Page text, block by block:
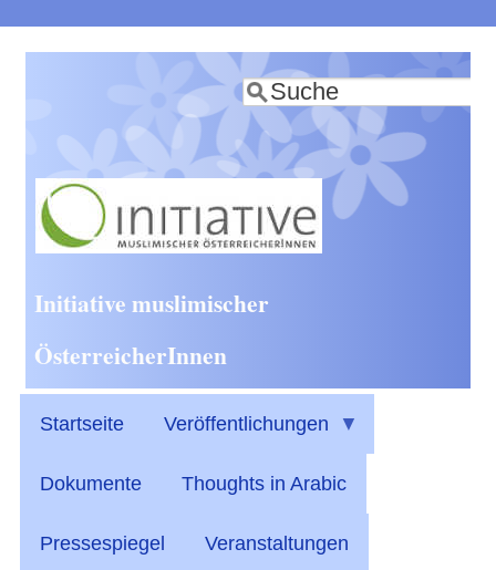
zum
Inhalt
Suche
Initiative muslimischer
ÖsterreicherInnen
Startseite Veröffentlichungen
Dokumente Thoughts in Arabic
Pressespiegel Veranstaltungen